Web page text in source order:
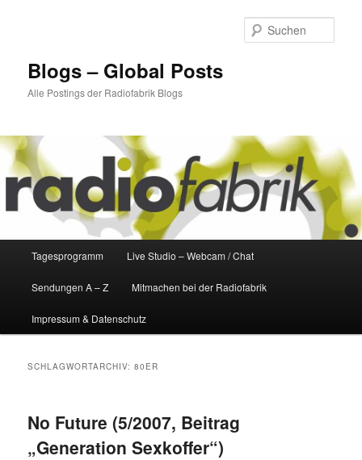
Blogs – Global Posts
Alle Postings der Radiofabrik Blogs
Tagesprogramm Live Studio – Webcam / Chat
Sendungen A – Z Mitmachen bei der Radiofabrik
Impressum & Datenschutz
SCHLAGWORTARCHIV:80ER
No Future (5/2007, Beitrag
„Generation Sexkoffer“)